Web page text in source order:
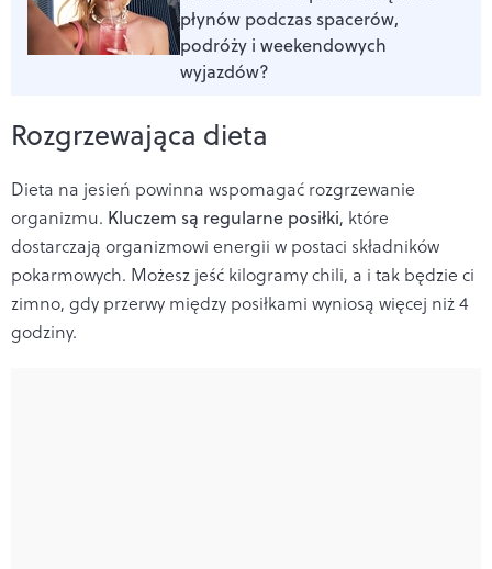
płynów podczas spacerów,
podróży i weekendowych
wyjazdów?
Rozgrzewająca dieta
Dieta na jesień powinna wspomagać rozgrzewanie
organizmu. Kluczem są regularne posiłki, które
dostarczają organizmowi energii w postaci składników
pokarmowych. Możesz jeść kilogramy chili, a i tak będzie ci
zimno, gdy przerwy między posiłkami wyniosą więcej niż 4
godziny.